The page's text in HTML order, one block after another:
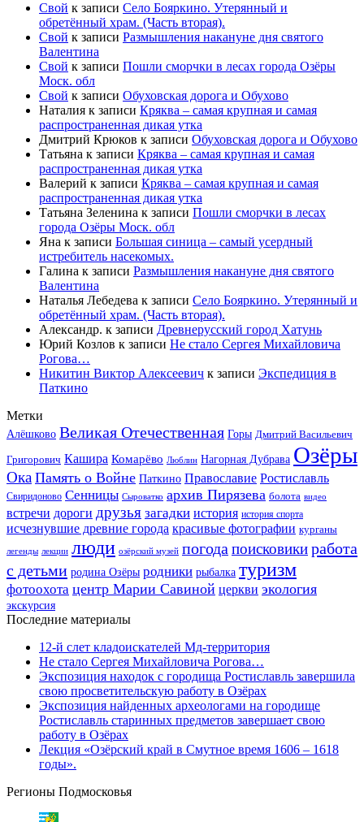
Свой к записи Село Бояркино. Утерянный и
обретённый храм. (Часть вторая).
Свой к записи Размышления накануне дня святого
Валентина
Свой к записи Пошли сморчки в лесах города Озёры
Моск. обл
Свой к записи Обуховская дорога и Обухово
Наталия к записи Кряква – самая крупная и самая
распространенная дикая утка
Дмитрий Крюков к записи Обуховская дорога и Обухово
Татьяна к записи Кряква – самая крупная и самая
распространенная дикая утка
Валерий к записи Кряква – самая крупная и самая
распространенная дикая утка
Татьяна Зеленина к записи Пошли сморчки в лесах
города Озёры Моск. обл
Яна к записи Большая синица – самый усердный
истребитель насекомых.
Галина к записи Размышления накануне дня святого
Валентина
Наталья Лебедева к записи Село Бояркино. Утерянный и
обретённый храм. (Часть вторая).
Александр. к записи Древнерусский город Хатунь
Юрий Козлов к записи Не стало Сергея Михайловича
Рогова…
Никитин Виктор Алексеевич к записи Экспедиция в
Паткино
Метки
Алёшково Великая Отечественная Горы Дмитрий Васильевич
Григорович Кашира Комарёво Люблин Нагорная Дубрава Озёры
Ока Память о Войне Паткино Православие Ростиславль
Свиридоново Сенницы Сыроватко архив Пирязева болота видео
встречи дороги друзья загадки история история спорта
исчезнувшие древние города красивые фотографии курганы
легенды лекции люди озёрский музей погодапоисковикиработа
с детьми родина Озёры родники рыбалка туризм
фотоохота центр Марии Савиной церкви экология
экскурсия
Последние материалы
12-й слет кладоискателей Мд-территория
Не стало Сергея Михайловича Рогова…
Экспозиция находок с городища Ростиславль завершила
свою просветительскую работу в Озёрах
Экспозиция найденных археологами на городище
Ростиславль старинных предметов завершает свою
работу в Озёрах
Лекция «Озёрский край в Смутное время 1606 – 1618
годы».
Регионы Подмосковья